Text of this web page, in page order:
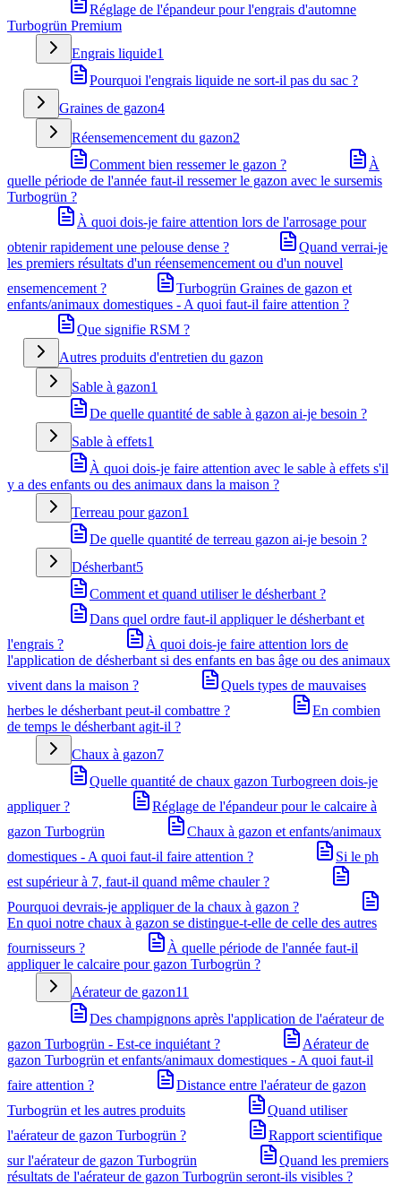
Réglage de l'épandeur pour l'engrais d'automne
Turbogrün Premium
Engrais liquide1
Pourquoi l'engrais liquide ne sort-il pas du sac ?
Graines de gazon4
Réensemencement du gazon2
Comment bien ressemer le gazon ?
À
quelle période de l'année faut-il ressemer le gazon avec le sursemis
Turbogrün ?
À quoi dois-je faire attention lors de l'arrosage pour
obtenir rapidement une pelouse dense ?
Quand verrai-je
les premiers résultats d'un réensemencement ou d'un nouvel
ensemencement ?
Turbogrün Graines de gazon et
enfants/animaux domestiques - A quoi faut-il faire attention ?
Que signifie RSM ?
Autres produits d'entretien du gazon
Sable à gazon1
De quelle quantité de sable à gazon ai-je besoin ?
Sable à effets1
À quoi dois-je faire attention avec le sable à effets s'il
y a des enfants ou des animaux dans la maison ?
Terreau pour gazon1
De quelle quantité de terreau gazon ai-je besoin ?
Désherbant5
Comment et quand utiliser le désherbant ?
Dans quel ordre faut-il appliquer le désherbant et
l'engrais ?
À quoi dois-je faire attention lors de
l'application de désherbant si des enfants en bas âge ou des animaux
vivent dans la maison ?
Quels types de mauvaises
herbes le désherbant peut-il combattre ?
En combien
de temps le désherbant agit-il ?
Chaux à gazon7
Quelle quantité de chaux gazon Turbogreen dois-je
appliquer ?
Réglage de l'épandeur pour le calcaire à
gazon Turbogrün
Chaux à gazon et enfants/animaux
domestiques - A quoi faut-il faire attention ?
Si le ph
est supérieur à 7, faut-il quand même chauler ?
Pourquoi devrais-je appliquer de la chaux à gazon ?
En quoi notre chaux à gazon se distingue-t-elle de celle des autres
fournisseurs ?
À quelle période de l'année faut-il
appliquer le calcaire pour gazon Turbogrün ?
Aérateur de gazon11
Des champignons après l'application de l'aérateur de
gazon Turbogrün - Est-ce inquiétant ?
Aérateur de
gazon Turbogrün et enfants/animaux domestiques - A quoi faut-il
faire attention ?
Distance entre l'aérateur de gazon
Turbogrün et les autres produits
Quand utiliser
l'aérateur de gazon Turbogrün ?
Rapport scientifique
sur l'aérateur de gazon Turbogrün
Quand les premiers
résultats de l'aérateur de gazon Turbogrün seront-ils visibles ?